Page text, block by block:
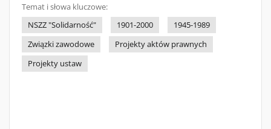
Temat i słowa kluczowe:
NSZZ "Solidarność"
1901-2000
1945-1989
Związki zawodowe
Projekty aktów prawnych
Projekty ustaw